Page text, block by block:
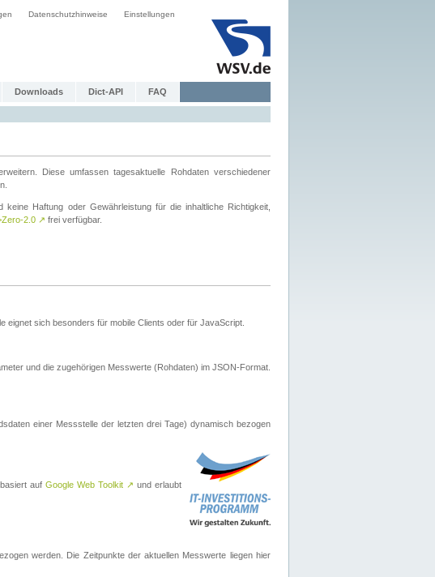
Datenschutzhinweise Einstellungen
Downloads Dict-API FAQ
Diese umfassen tagesaktuelle Rohdaten verschiedener
Haftung oder Gewährleistung für die inhaltliche Richtigkeit,
2.0 ↗ frei verfügbar.
eignet sich besonders für mobile Clients oder für JavaScript.
und die zugehörigen Messwerte (Rohdaten) im JSON-Format.
einer Messstelle der letzten drei Tage) dynamisch bezogen
auf Google Web Toolkit ↗ und erlaubt
werden. Die Zeitpunkte der aktuellen Messwerte liegen hier